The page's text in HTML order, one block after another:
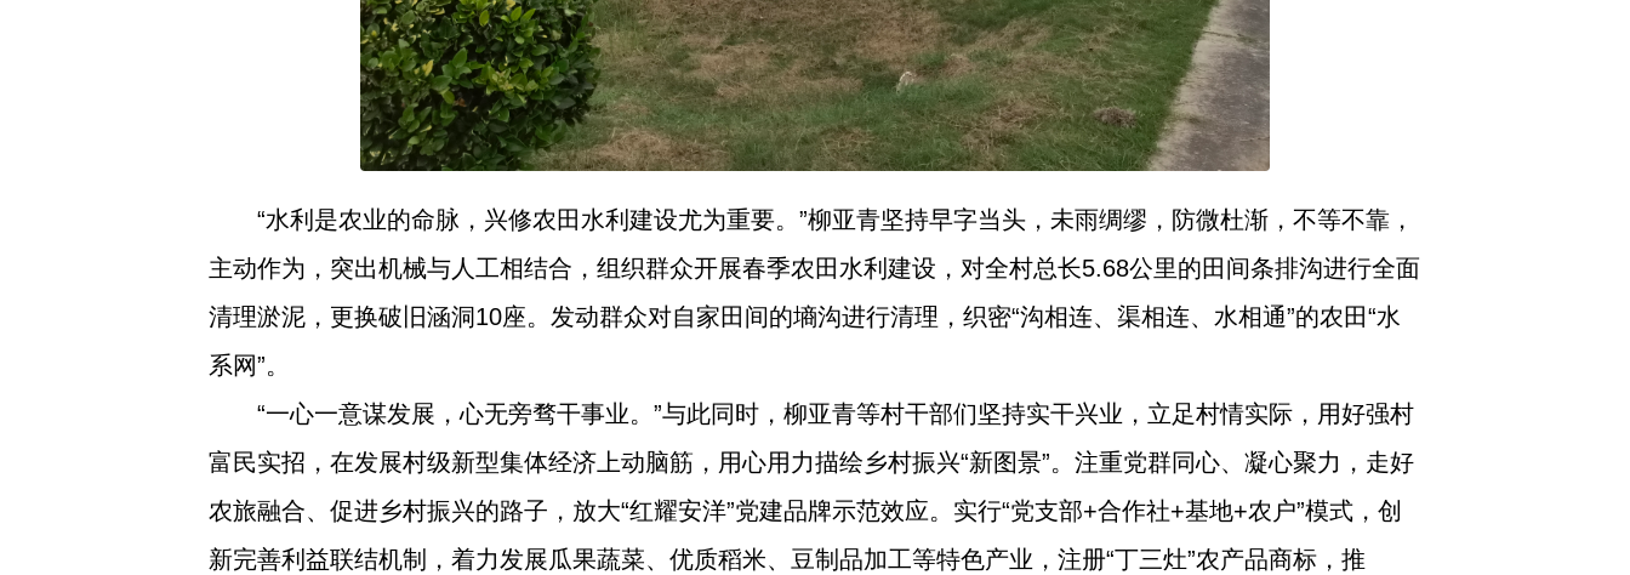
“水利是农业的命脉，兴修农田水利建设尤为重要。”柳亚青坚持早字当头，未雨绸缪，防微杜渐，不等不靠，
主动作为，突出机械与人工相结合，组织群众开展春季农田水利建设，对全村总长5.68公里的田间条排沟进行全面
清理淤泥，更换破旧涵洞10座。发动群众对自家田间的墒沟进行清理，织密“沟相连、渠相连、水相通”的农田“水
系网”。
“一心一意谋发展，心无旁骛干事业。”与此同时，柳亚青等村干部们坚持实干兴业，立足村情实际，用好强村
富民实招，在发展村级新型集体经济上动脑筋，用心用力描绘乡村振兴“新图景”。注重党群同心、凝心聚力，走好
农旅融合、促进乡村振兴的路子，放大“红耀安洋”党建品牌示范效应。实行“党支部+合作社+基地+农户”模式，创
新完善利益联结机制，着力发展瓜果蔬菜、优质稻米、豆制品加工等特色产业，注册“丁三灶”农产品商标，推